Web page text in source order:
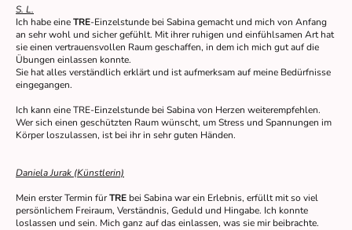
S. L.
Ich habe eineTRE-Einzelstunde bei Sabina gemacht und mich von Anfang
an sehr wohl und sicher gefühlt. Mit ihrer ruhigen und einfühlsamen Art hat
sie einen vertrauensvollen Raum geschaffen, in dem ich mich gut auf die
Übungen einlassen konnte.
Sie hat alles verständlich erklärt und ist aufmerksam auf meine Bedürfnisse
eingegangen.
Ich kann eine TRE-Einzelstunde bei Sabina von Herzen weiterempfehlen.
Wer sich einen geschützten Raum wünscht, um Stress und Spannungen im
Körper loszulassen, ist bei ihr in sehr guten Händen.
Daniela Jurak (Künstlerin)
Mein erster Termin fürTRE bei Sabina war ein Erlebnis, erfüllt mit so viel
persönlichem Freiraum, Verständnis, Geduld und Hingabe. Ich konnte
loslassen und sein. Mich ganz auf das einlassen, was sie mir beibrachte.